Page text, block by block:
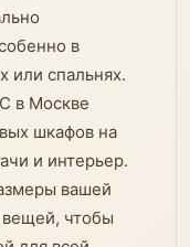
в
или спальнях.
в Москве
шкафов на
и интерьер.
вашей
чтобы